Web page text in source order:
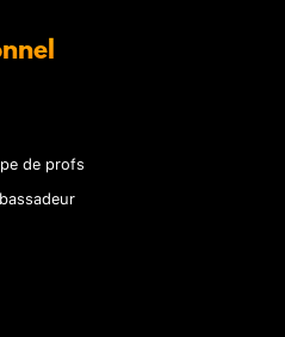
de profs